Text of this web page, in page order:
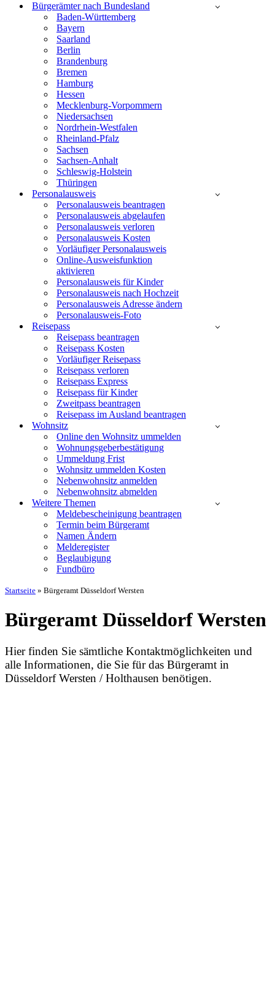
Bürgerämter nach Bundesland
Baden-Württemberg
Bayern
Saarland
Berlin
Brandenburg
Bremen
Hamburg
Hessen
Mecklenburg-Vorpommern
Niedersachsen
Nordrhein-Westfalen
Rheinland-Pfalz
Sachsen
Sachsen-Anhalt
Schleswig-Holstein
Thüringen
Personalausweis
Personalausweis beantragen
Personalausweis abgelaufen
Personalausweis verloren
Personalausweis Kosten
Vorläufiger Personalausweis
Online-Ausweisfunktion
aktivieren
Personalausweis für Kinder
Personalausweis nach Hochzeit
Personalausweis Adresse ändern
Personalausweis-Foto
Reisepass
Reisepass beantragen
Reisepass Kosten
Vorläufiger Reisepass
Reisepass verloren
Reisepass Express
Reisepass für Kinder
Zweitpass beantragen
Reisepass im Ausland beantragen
Wohnsitz
Online den Wohnsitz ummelden
Wohnungsgeberbestätigung
Ummeldung Frist
Wohnsitz ummelden Kosten
Nebenwohnsitz anmelden
Nebenwohnsitz abmelden
Weitere Themen
Meldebescheinigung beantragen
Termin beim Bürgeramt
Namen Ändern
Melderegister
Beglaubigung
Fundbüro
Startseite » Bürgeramt Düsseldorf Wersten
Bürgeramt Düsseldorf Wersten
Hier finden Sie sämtliche Kontaktmöglichkeiten und
alle Informationen, die Sie für das Bürgeramt in
Düsseldorf Wersten / Holthausen benötigen.